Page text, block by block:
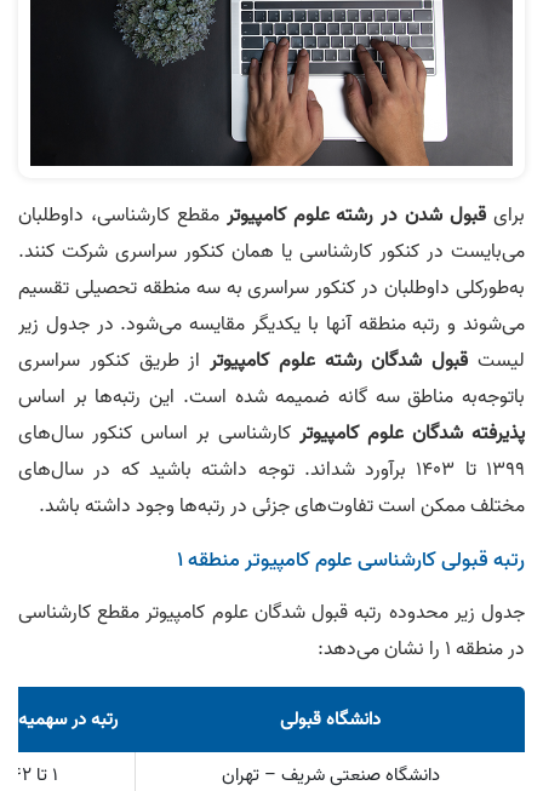
برای قبول شدن در رشته علوم کامپیوتر مقطع کارشناسی، داوطلبان
می‌بایست در کنکور کارشناسی یا همان کنکور سراسری شرکت کنند.
به‌طورکلی داوطلبان در کنکور سراسری به سه منطقه تحصیلی تقسیم
می‌شوند و رتبه منطقه آنها با یکدیگر مقایسه می‌‎شود. در جدول زیر
لیست قبول شدگان رشته علوم کامپیوتراز طریق کنکور سراسری
باتوجه‌به مناطق سه گانه ضمیمه شده است. این رتبه‌ها بر اساس
پذیرفته شدگان علوم کامپیوتر کارشناسی بر اساس کنکور سال‌های
1399 تا 1403 برآورد شد‌اند. توجه داشته باشید که در سال‌های
مختلف ممکن است تفاوت‌های جزئی در رتبه‌ها وجود داشته باشد.
رتبه قبولی کارشناسی علوم کامپیوتر منطقه 1
جدول زیر محدوده رتبه قبول شدگان علوم کامپیوتر مقطع کارشناسی
در منطقه 1 را نشان می‌‎دهد:
دانشگاه قبولی
رتبه در سهمیه
دانشگاه صنعتی شریف – تهران
1 تا 142